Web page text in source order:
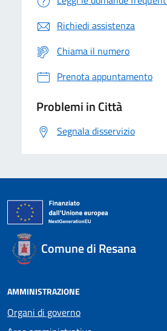
Richiedi assistenza
Chiama il numero
Prenota appuntamento
Problemi in Città
Segnala disservizio
Comune di Resana
AMMINISTRAZIONE
Organi di governo